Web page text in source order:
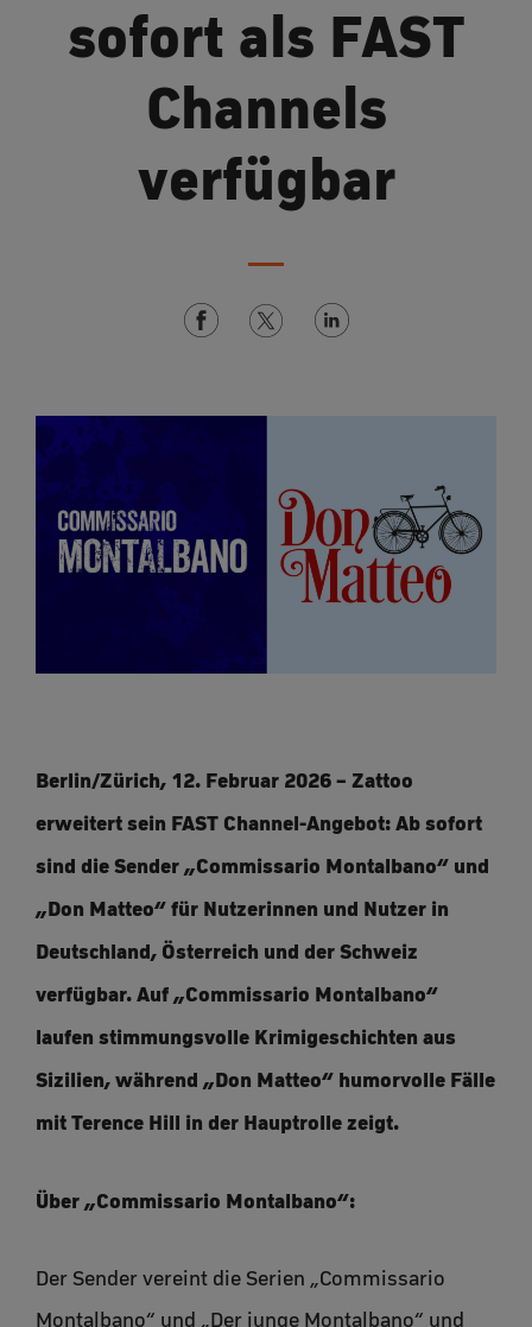
sofort als FAST
Channels
verfügbar
Berlin/Zürich, 12. Februar 2026 – Zattoo
erweitert sein FAST Channel-Angebot: Ab sofort
sind die Sender „Commissario Montalbano“ und
„Don Matteo“ für Nutzerinnen und Nutzer in
Deutschland, Österreich und der Schweiz
verfügbar. Auf „Commissario Montalbano“
laufen stimmungsvolle Krimigeschichten aus
Sizilien, während „Don Matteo“ humorvolle Fälle
mit Terence Hill in der Hauptrolle zeigt.
Über „Commissario Montalbano“:
Der Sender vereint die Serien „Commissario
Montalbano“ und „Der junge Montalbano“ und